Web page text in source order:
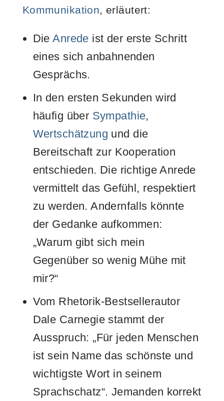
Kommunikation, erläutert:
DieAnrede ist der erste Schritt
eines sich anbahnenden
Gesprächs.
In den ersten Sekunden wird
häufig über Sympathie,
Wertschätzung und die
Bereitschaft zur Kooperation
entschieden. Die richtige Anrede
vermittelt das Gefühl, respektiert
zu werden. Andernfalls könnte
der Gedanke aufkommen:
„Warum gibt sich mein
Gegenüber so wenig Mühe mit
mir?“
Vom Rhetorik-Bestsellerautor
Dale Carnegie stammt der
Ausspruch: „Für jeden Menschen
ist sein Name das schönste und
wichtigste Wort in seinem
Sprachschatz“. Jemanden korrekt